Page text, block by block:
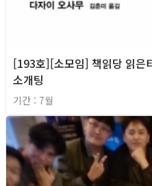
[193호][소모임] 책읽당 읽은
소개팅
기간 : 7월